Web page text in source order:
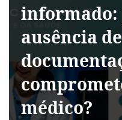
informado:
ausência de
médico?